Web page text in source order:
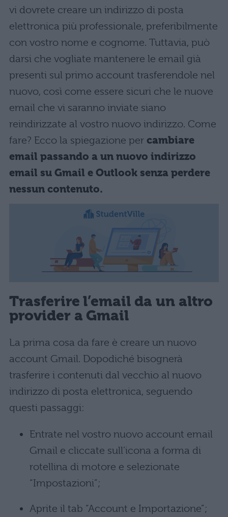
vi dovrete creare un indirizzo di posta
elettronica più professionale, preferibilmente
con vostro nome e cognome. Tuttavia, può
darsi che vogliate mantenere le email già
presenti sul primo account trasferendole nel
nuovo, così come essere sicuri che le nuove
email che vi saranno inviate siano
reindirizzate al vostro nuovo indirizzo. Come
fare? Ecco la spiegazione per cambiare
email passando a un nuovo indirizzo
email su Gmail e Outlook senza perdere
nessun contenuto.
Trasferire l’email da un altro
provider a Gmail
La prima cosa da fare è creare un nuovo
account Gmail. Dopodiché bisognerà
trasferire i contenuti dal vecchio al nuovo
indirizzo di posta elettronica, seguendo
questi passaggi:
Entrate nel vostro nuovo account email
Gmail e cliccate sull’icona a forma di
rotellina di motore e selezionate
“Impostazioni”;
Aprite il tab “Account e Importazione”;